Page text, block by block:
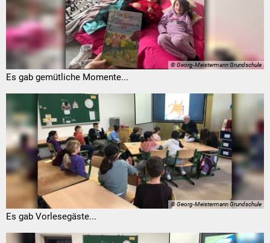
© Georg-Meistermann Grundschule
Es gab gemütliche Momente...
© Georg-Meistermann Grundschule
Es gab Vorlesegäste...